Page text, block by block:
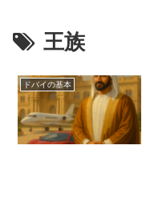
王族
ドバイの基本